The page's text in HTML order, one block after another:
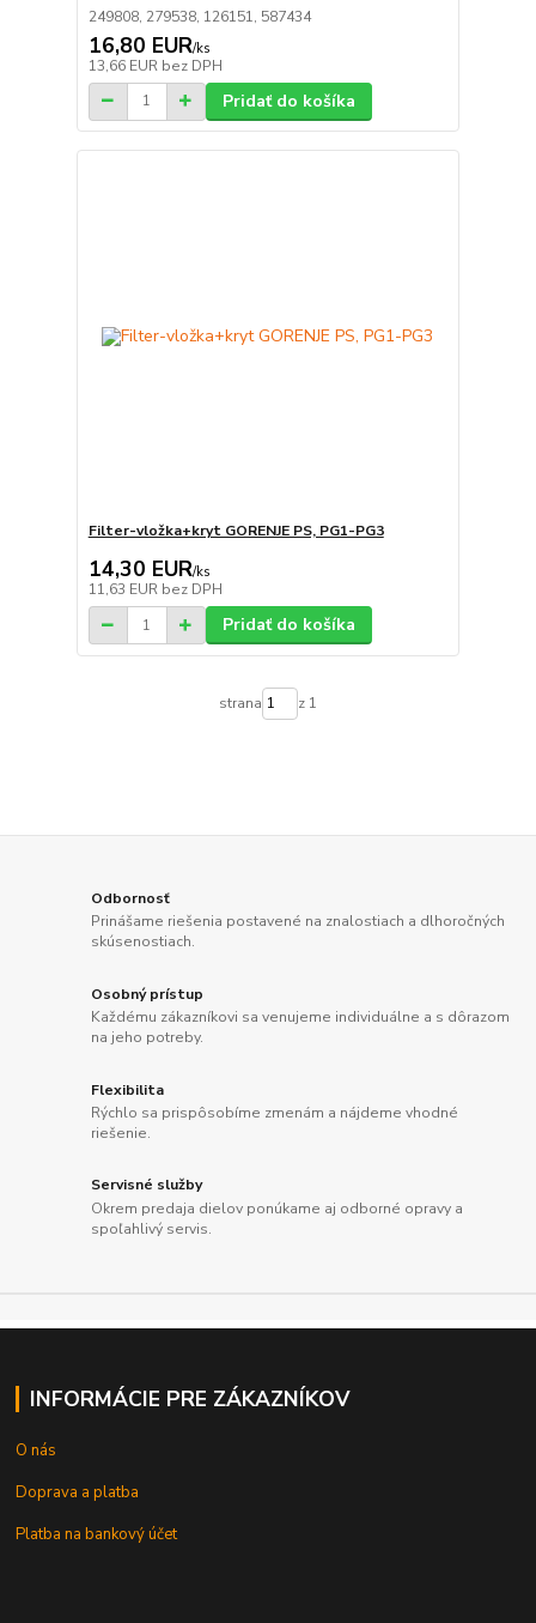
249808, 279538, 126151, 587434
16,80 EUR/ks
13,66 EUR bez DPH
Pridať do košíka
Filter-vložka+kryt GORENJE PS, PG1-PG3
14,30 EUR/ks
11,63 EUR bez DPH
Pridať do košíka
strana z 1
Odbornosť
Prinášame riešenia postavené na znalostiach a dlhoročných
skúsenostiach.
Osobný prístup
Každému zákazníkovi sa venujeme individuálne a s dôrazom
na jeho potreby.
Flexibilita
Rýchlo sa prispôsobíme zmenám a nájdeme vhodné
riešenie.
Servisné služby
Okrem predaja dielov ponúkame aj odborné opravy a
spoľahlivý servis.
INFORMÁCIE PRE ZÁKAZNÍKOV
O nás
Doprava a platba
Platba na bankový účet